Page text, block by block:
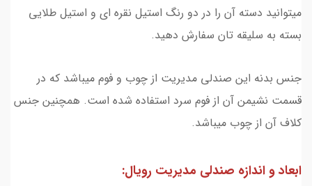
میتوانید دسته آن را در دو رنگ استیل نقره ای و استیل طلایی
بسته به سلیقه تان سفارش دهید.
جنس بدنه این صندلی مدیریت از چوب و فوم میباشد که در
قسمت نشیمن آن از فوم سرد استفاده شده است. همچنین جنس
کلاف آن از چوب میباشد.
ابعاد و اندازه صندلی مدیریت رویال: